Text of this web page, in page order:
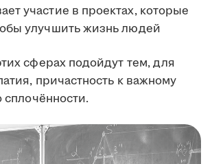
участие в проектах, которые
улучшить жизнь людей
сферах подойдут тем, для
причастность к важному
сплочённости.